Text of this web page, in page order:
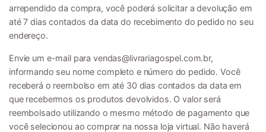
arrependido da compra, você poderá solicitar a devolução em
até 7 dias contados da data do recebimento do pedido no seu
endereço.
Envie um e-mail para vendas@livrariagospel.com.br,
informando seu nome completo e número do pedido. Você
receberá o reembolso em até 30 dias contados da data em
que recebermos os produtos devolvidos. O valor será
reembolsado utilizando o mesmo método de pagamento que
você selecionou ao comprar na nossa loja virtual. Não haverá